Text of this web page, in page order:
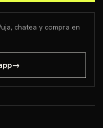
chatea y compra en
→